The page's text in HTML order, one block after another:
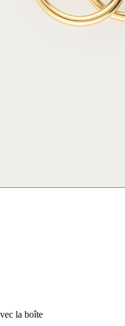
la boîte